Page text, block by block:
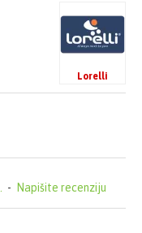
- Napišite recenziju
Lorelli